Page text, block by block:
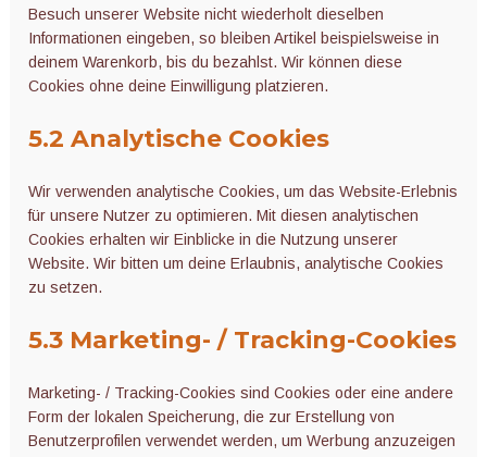
Besuch unserer Website nicht wiederholt dieselben
Informationen eingeben, so bleiben Artikel beispielsweise in
deinem Warenkorb, bis du bezahlst. Wir können diese
Cookies ohne deine Einwilligung platzieren.
5.2 Analytische Cookies
Wir verwenden analytische Cookies, um das Website-Erlebnis
für unsere Nutzer zu optimieren. Mit diesen analytischen
Cookies erhalten wir Einblicke in die Nutzung unserer
Website. Wir bitten um deine Erlaubnis, analytische Cookies
zu setzen.
5.3 Marketing- / Tracking-Cookies
Marketing- / Tracking-Cookies sind Cookies oder eine andere
Form der lokalen Speicherung, die zur Erstellung von
Benutzerprofilen verwendet werden, um Werbung anzuzeigen